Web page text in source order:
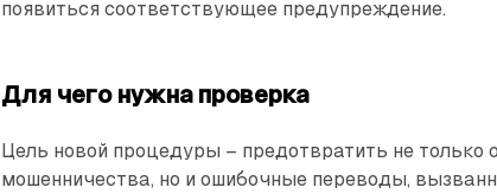
появиться соответст­вующее ­предупреждение.
Для чего нужна проверка
Цель новой процедуры – предотвратить не только
мошенничества, но и ошибочные переводы,